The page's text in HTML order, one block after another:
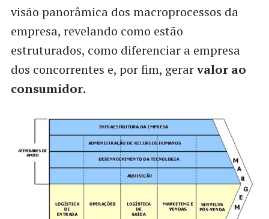
visão panorâmica dos macroprocessos da
empresa, revelando como estão
estruturados, como diferenciar a empresa
dos concorrentes e, por fim, gerarvalor ao
consumidor.